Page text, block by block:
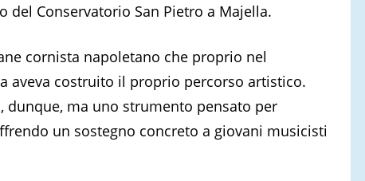
del Conservatorio San Pietro a Majella.
cornista napoletano che proprio nel
aveva costruito il proprio percorso artistico.
ma uno strumento pensato per
un sostegno concreto a giovani musicisti